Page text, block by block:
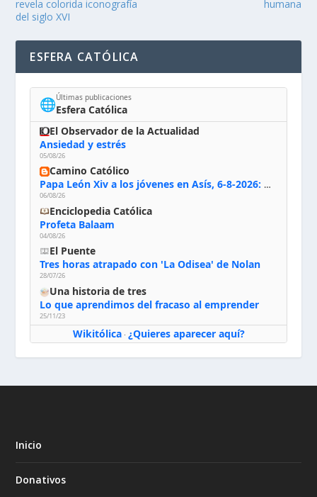
revela colorida iconografía
del siglo XVI
humana
ESFERA CATÓLICA
🌐Últimas publicaciones
Esfera Católica
El Observador de la Actualidad
Ansiedad y estrés
05/08/26
Camino Católico
Papa León Xiv a los jóvenes en Asís, 6-8-2026: «De san Francisco aprendan la radicalidad evangélica: no los vuelve ciegos ni violentos, sino sensibles, atentos, siempre en el seguimiento de Jesús, humildes y acogiendo a todos»
06/08/26
Enciclopedia Católica
Profeta Balaam
04/08/26
El Puente
Tres horas atrapado con 'La Odisea' de Nolan
28/07/26
Una historia de tres
Lo que aprendimos del fracaso al emprender
25/11/23
Wikitólica· ¿Quieres aparecer aquí?
Inicio
Donativos